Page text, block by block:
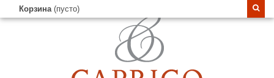
Корзина (пусто)